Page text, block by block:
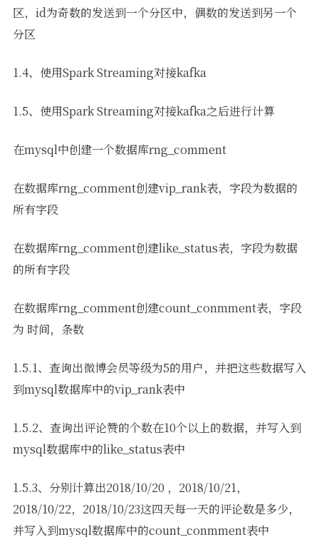
区，id为奇数的发送到一个分区中，偶数的发送到另一个
分区
1.4、使用Spark Streaming对接kafka
1.5、使用Spark Streaming对接kafka之后进行计算
在mysql中创建一个数据库rng_comment
在数据库rng_comment创建vip_rank表，字段为数据的
所有字段
在数据库rng_comment创建like_status表，字段为数据
的所有字段
在数据库rng_comment创建count_conmment表，字段
为 时间，条数
1.5.1、查询出微博会员等级为5的用户，并把这些数据写入
到mysql数据库中的vip_rank表中
1.5.2、查询出评论赞的个数在10个以上的数据，并写入到
mysql数据库中的like_status表中
1.5.3、分别计算出2018/10/20 ，2018/10/21，
2018/10/22，2018/10/23这四天每一天的评论数是多少，
并写入到mysql数据库中的count_conmment表中